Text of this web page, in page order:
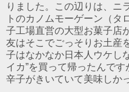
りました。この辺りは、ニ
トのカノムモーゲーン（タ
子工場直営の大型お菓子店
友はそこでごっそりお土産
子はなかなか日本人ウケし
イカ”を買って帰ったんで
辛子がきいていて美味しか